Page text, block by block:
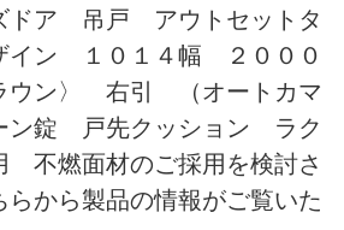
ドア 吊戸 アウトセットタ
ン １０１４幅 ２０００
ウン〉 右引 （オートカマ
ン錠 戸先クッション ラク
不燃面材のご採用を検討さ
から製品の情報がご覧いた